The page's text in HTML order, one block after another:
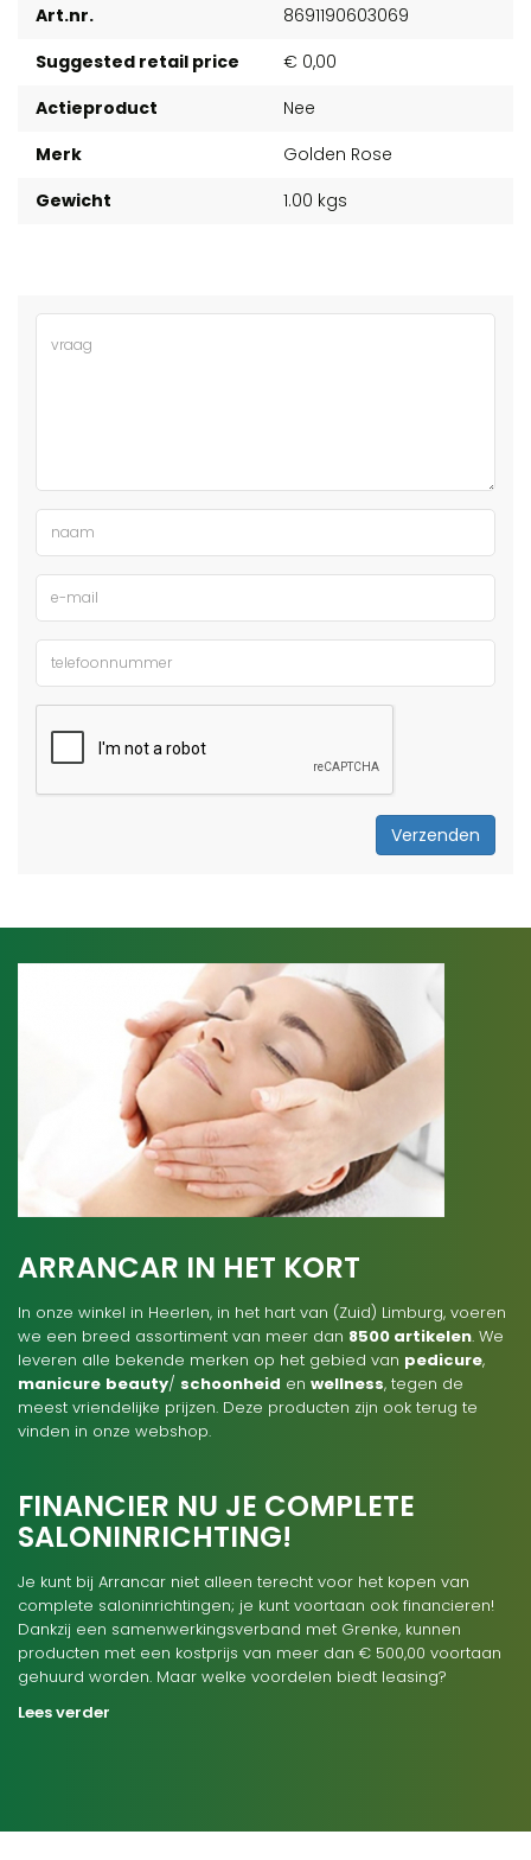
Art.nr.
8691190603069
Suggested retail price
€ 0,00
Actieproduct
Nee
Merk
Golden Rose
Gewicht
1.00 kgs
Verzenden
ARRANCAR IN HET KORT
In onze winkel in Heerlen, in het hart van (Zuid) Limburg, voeren
we een breed assortiment van meer dan 8500 artikelen. We
leveren alle bekende merken op het gebied van pedicure,
manicure beauty/ schoonheid en wellness, tegen de
meest vriendelijke prijzen. Deze producten zijn ook terug te
vinden in onze webshop.
FINANCIER NU JE COMPLETE
SALONINRICHTING!
Je kunt bij Arrancar niet alleen terecht voor het kopen van
complete saloninrichtingen; je kunt voortaan ook financieren!
Dankzij een samenwerkingsverband met Grenke, kunnen
producten met een kostprijs van meer dan € 500,00 voortaan
gehuurd worden. Maar welke voordelen biedt leasing?
Lees verder